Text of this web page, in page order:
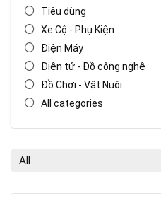
Tiêu dùng
Xe Cộ - Phụ Kiện
Điện Máy
Điện tử - Đồ công nghệ
Đồ Chơi - Vật Nuôi
All categories
All